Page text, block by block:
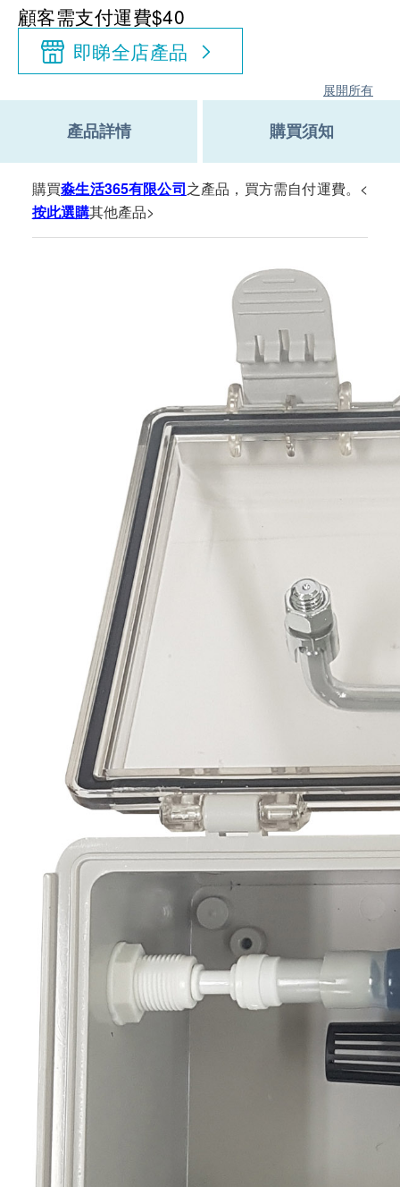
顧客需支付運費$40
即睇全店產品
展開所有
產品詳情 購買須知
購買淼生活365有限公司之產品，買方需自付運費。<
按此選購其他產品>